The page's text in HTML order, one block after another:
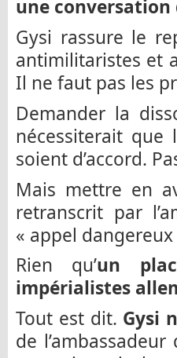
une conversation
Gysi rassure le
antimilitaristes et
Il ne faut pas les
Demander la
nécessiterait que
soient d’accord.
Mais mettre en
retranscrit par
« appel dangereux
Rien qu’un
impérialistes
Tout est dit. Gysi
de